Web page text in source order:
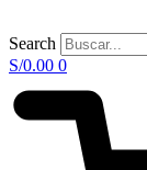
Search
S/0.00 0